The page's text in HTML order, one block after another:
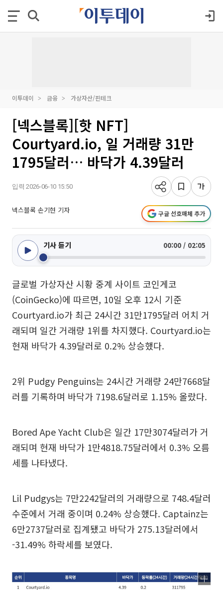
이투데이 금융 가상자산/핀테크
[넥스블록][핫 NFT]
Courtyard.io, 일 거래량 31만
1795달러… 바닥가 4.39달러
입력 2026-06-10 15:50
넥스블록 손기현 기자 구글 선호매체 추가
기사 듣기 00:00 / 02:05
글로벌 가상자산 시황 중계 사이트 코인게코
(CoinGecko)에 따르면, 10일 오후 12시 기준
Courtyard.io가 최근 24시간 31만1795달러 어치 거
래되며 일간 거래량 1위를 차지했다. Courtyard.io는
현재 바닥가 4.39달러로 0.2% 상승했다.
2위 Pudgy Penguins는 24시간 거래량 24만7668달
러를 기록하며 바닥가 7198.6달러로 1.15% 올랐다.
Bored Ape Yacht Club은 일간 17만3074달러가 거
래되며 현재 바닥가 1만4818.75달러에서 0.3% 오름
세를 나타냈다.
Lil Pudgys는 7만2242달러의 거래량으로 748.4달러
수준에서 거래 중이며 0.24% 상승했다. Captainz는
6만2737달러로 집계됐고 바닥가 275.13달러에서
-31.49% 하락세를 보였다.